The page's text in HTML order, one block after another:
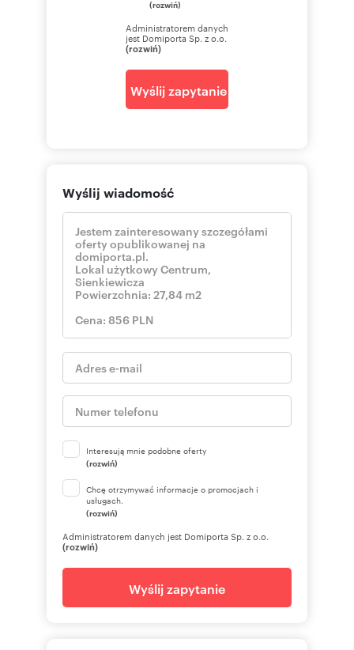
(rozwiń)
Administratorem danych
jest Domiporta Sp. z o.o.
(rozwiń)
Wyślij zapytanie
Wyślij wiadomość
Interesują mnie podobne oferty
(rozwiń)
Chcę otrzymywać informacje o promocjach i
usługach.
(rozwiń)
Administratorem danych jest Domiporta Sp. z o.o.
(rozwiń)
Wyślij zapytanie